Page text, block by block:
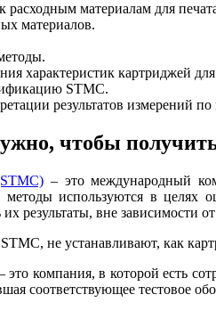
расходным материалам для
материалов.
характеристик картриджей
STMC.
результатов измерений
чтобы
– это международный
используются в целях
результаты, вне зависимости
не устанавливают, как
компания, в которой есть
соответствующее тестовое